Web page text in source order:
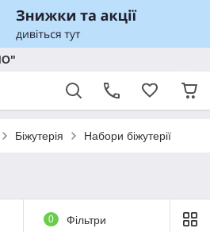
Біжутерія Набори біжутерії
0 Фільтри